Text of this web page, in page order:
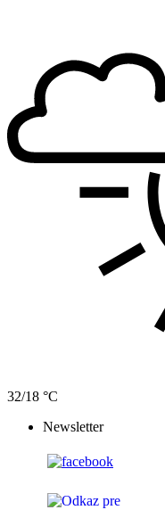
32/18 °C
Newsletter